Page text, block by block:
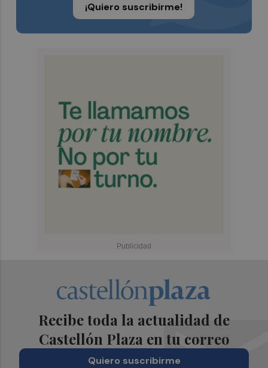
¡Quiero suscribirme!
Recibe toda la actualidad de
Castellón Plaza en tu correo
Quiero suscribirme